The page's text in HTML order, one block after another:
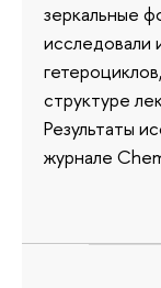
зеркальные
исследовали
структуре
Результаты
журнале